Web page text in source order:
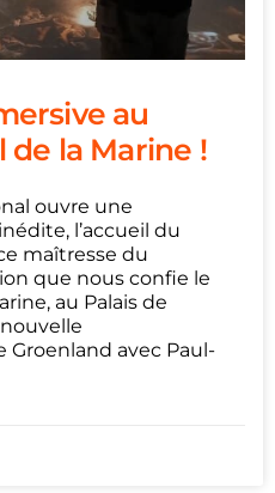
au
de la Marine !
ouvre une
l’accueil du
maîtresse du
que nous confie le
au Palais de
Groenland avec Paul-